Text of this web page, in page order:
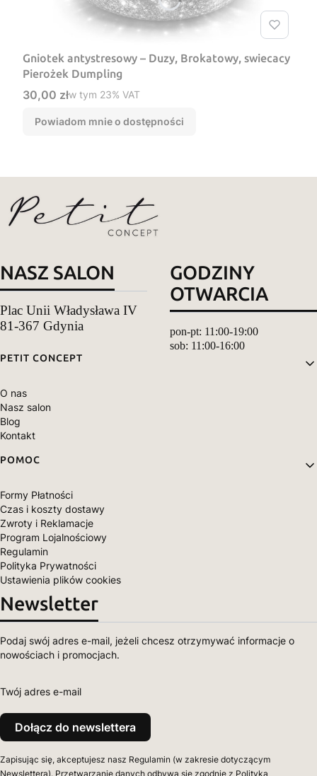
Gniotek antystresowy – Duzy, Brokatowy, swiecacy
Pierożek Dumpling
Cena brutto
30,00 złw tym %s VAT
w tym 23% VAT
Powiadom mnie o dostępności
NASZ SALON
Plac Unii Władysława IV
81-367 Gdynia
GODZINY
OTWARCIA
pon-pt: 11:00-19:00
sob: 11:00-16:00
Linki w stopce
PETIT CONCEPT
O nas
Nasz salon
Blog
Kontakt
POMOC
Formy Płatności
Czas i koszty dostawy
Zwroty i Reklamacje
Program Lojalnościowy
Regulamin
Polityka Prywatności
Ustawienia plików cookies
Newsletter
Podaj swój adres e-mail, jeżeli chcesz otrzymywać informacje o
nowościach i promocjach.
Twój adres e-mail
Dołącz do newslettera
Zapisując się, akceptujesz nasz Regulamin (w zakresie dotyczącym
Newslettera). Przetwarzanie danych odbywa się zgodnie z Polityką